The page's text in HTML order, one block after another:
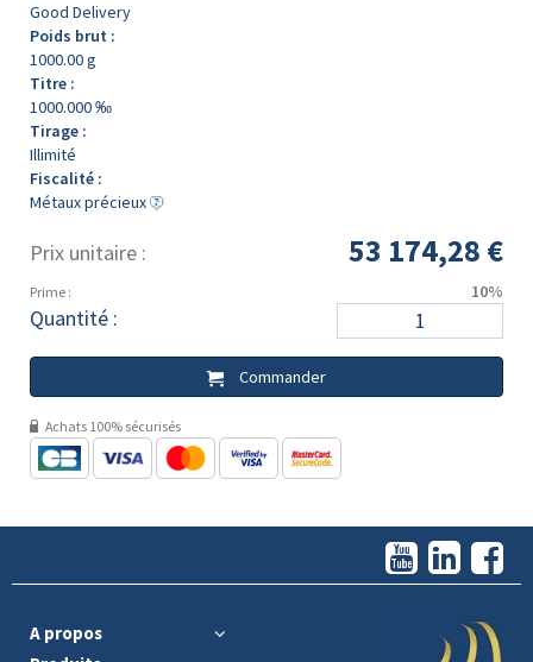
Good Delivery
Poids brut :
1000.00 g
Titre :
1000.000 ‰
Tirage :
Illimité
Fiscalité :
Métaux précieux
Prix unitaire : 53 174,28 €
Prime : 10%
Quantité :
Commander
Achats 100% sécurisés
A propos